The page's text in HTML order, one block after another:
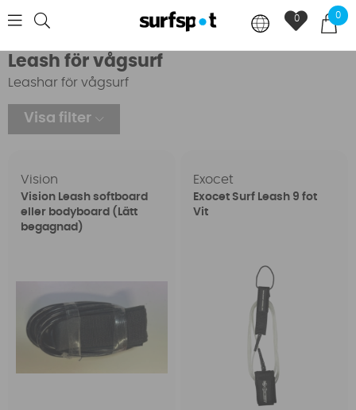
0
0
Leash för vågsurf
Leashar för vågsurf
Visa filter
Vision
Vision Leash softboard
eller bodyboard (Lätt
begagnad)
Exocet
Exocet Surf Leash 9 fot
Vit